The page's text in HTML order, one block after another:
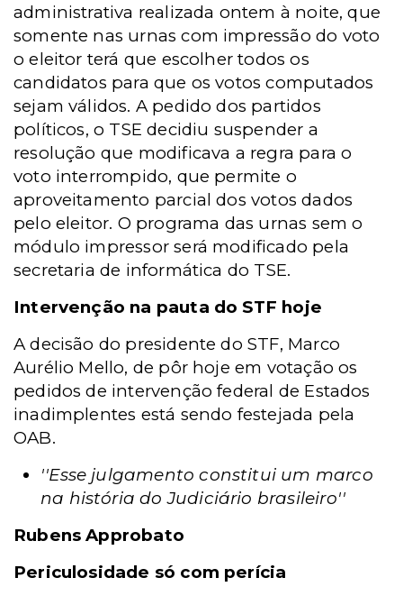
administrativa realizada ontem à noite, que
somente nas urnas com impressão do voto
o eleitor terá que escolher todos os
candidatos para que os votos computados
sejam válidos. A pedido dos partidos
políticos, o TSE decidiu suspender a
resolução que modificava a regra para o
voto interrompido, que permite o
aproveitamento parcial dos votos dados
pelo eleitor. O programa das urnas sem o
módulo impressor será modificado pela
secretaria de informática do TSE.
Intervenção na pauta do STF hoje
A decisão do presidente do STF, Marco
Aurélio Mello, de pôr hoje em votação os
pedidos de intervenção federal de Estados
inadimplentes está sendo festejada pela
OAB.
''Esse julgamento constitui um marco
na história do Judiciário brasileiro''
Rubens Approbato
Periculosidade só com perícia